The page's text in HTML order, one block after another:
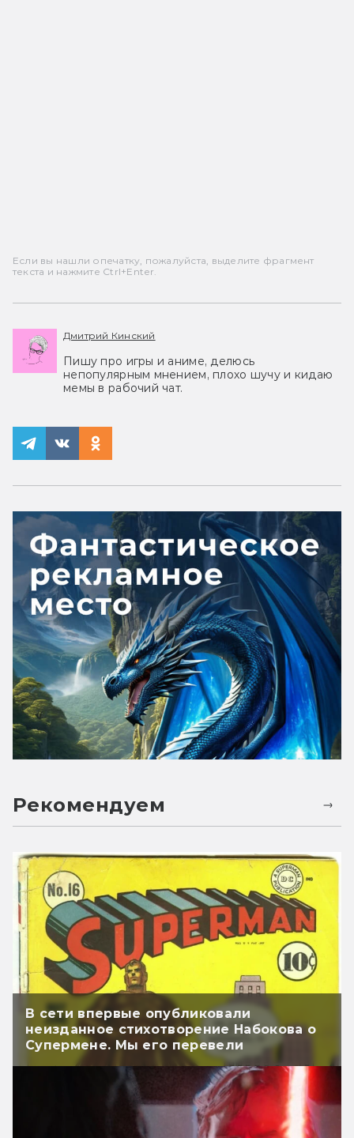
Если вы нашли опечатку, пожалуйста, выделите фрагмент
текста и нажмите Ctrl+Enter.
Дмитрий Кинский
Пишу про игры и аниме, делюсь
непопулярным мнением, плохо шучу и кидаю
мемы в рабочий чат.
Рекомендуем
В сети впервые опубликовали
неизданное стихотворение Набокова о
Супермене. Мы его перевели